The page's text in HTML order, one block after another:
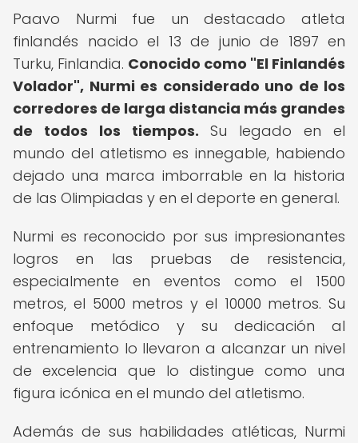
Paavo Nurmi fue un destacado atleta
finlandés nacido el 13 de junio de 1897 en
Turku, Finlandia. Conocido como "El Finlandés
Volador", Nurmi es considerado uno de los
corredores de larga distancia más grandes
de todos los tiempos. Su legado en el
mundo del atletismo es innegable, habiendo
dejado una marca imborrable en la historia
de las Olimpiadas y en el deporte en general.
Nurmi es reconocido por sus impresionantes
logros en las pruebas de resistencia,
especialmente en eventos como el 1500
metros, el 5000 metros y el 10000 metros. Su
enfoque metódico y su dedicación al
entrenamiento lo llevaron a alcanzar un nivel
de excelencia que lo distingue como una
figura icónica en el mundo del atletismo.
Además de sus habilidades atléticas, Nurmi